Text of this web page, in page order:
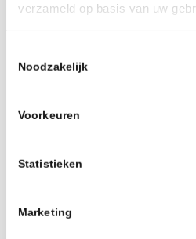
verzameld op basis van uw
Noodzakelijk
Voorkeuren
Statistieken
Marketing